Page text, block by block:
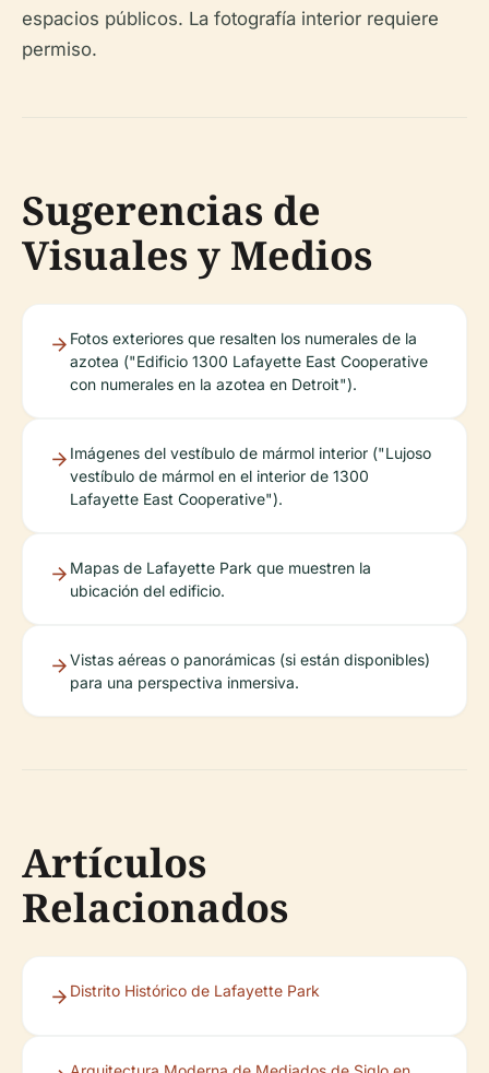
espacios públicos. La fotografía interior requiere
permiso.
Sugerencias de
Visuales y Medios
Fotos exteriores que resalten los numerales de la
azotea ("Edificio 1300 Lafayette East Cooperative
con numerales en la azotea en Detroit").
Imágenes del vestíbulo de mármol interior ("Lujoso
vestíbulo de mármol en el interior de 1300
Lafayette East Cooperative").
Mapas de Lafayette Park que muestren la
ubicación del edificio.
Vistas aéreas o panorámicas (si están disponibles)
para una perspectiva inmersiva.
Artículos
Relacionados
Distrito Histórico de Lafayette Park